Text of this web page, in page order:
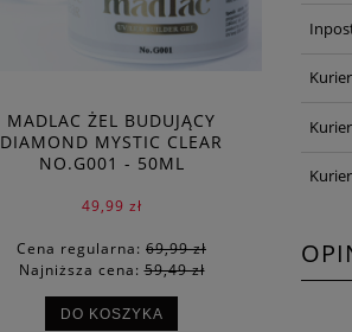
MADLAC ŻEL BUDUJĄCY
DIAMOND MYSTIC CLEAR
NO.G001 - 50ML
49,99 zł
Cena regularna: 69,99 zł
Najniższa cena:59,49 zł
DO KOSZYKA